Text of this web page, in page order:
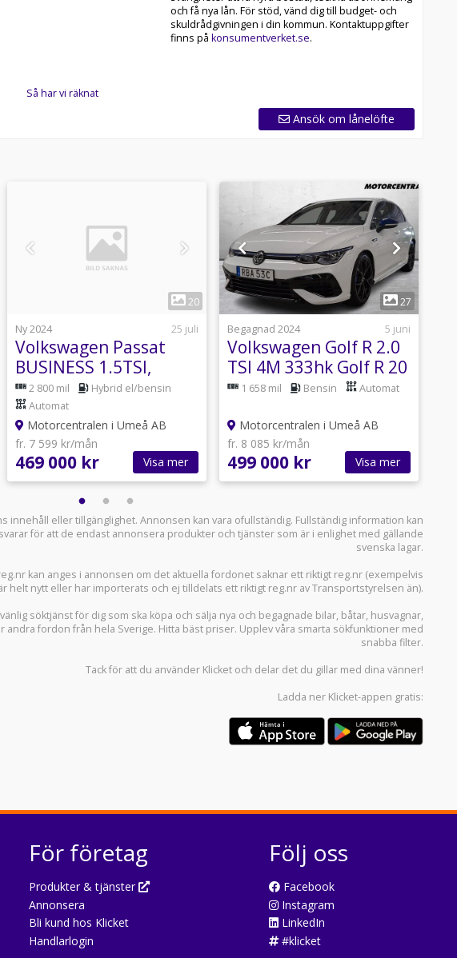
Så har vi räknat
och få nya lån. För stöd, vänd dig till budget- och
skuldrådgivningen i din kommun. Kontaktuppgifter
finns på konsumentverket.se.
Ansök om lånelöfte
20
Ny 2024
25 juli
Volkswagen Passat
BUSINESS 1.5TSI,
204HK
Värmare/Drag/Backkamera
2 800 mil
Hybrid el/bensin
Automat
Motorcentralen i Umeå AB
fr. 7 599 kr/mån
469 000 kr Visa mer
1
27
Begagnad 2024
5 juni
Volkswagen Golf R 2.0
TSI 4M 333hk Golf R 20
Years/DCC/HUD
1 658 mil Bensin Automat
Motorcentralen i Umeå AB
fr. 8 085 kr/mån
499 000 kr Visa mer
innehåll eller tillgänglighet. Annonsen kan vara ofullständig. Fullständig information kan
för att de endast annonsera produkter och tjänster som är i enlighet med gällande
svenska lagar.
kan anges i annonsen om det aktuella fordonet saknar ett riktigt reg.nr (exempelvis
helt nytt eller har importerats och ej tilldelats ett riktigt reg.nr av Transportstyrelsen än).
söktjänst för dig som ska köpa och sälja nya och begagnade bilar, båtar, husvagnar,
andra fordon från hela Sverige. Hitta bäst priser. Upplev våra smarta sökfunktioner med
snabba filter.
Tack för att du använder Klicket och delar det du gillar med dina vänner!
Ladda ner Klicket-appen gratis:
För företag
Produkter & tjänster
Annonsera
Bli kund hos Klicket
Handlarlogin
Följ oss
Facebook
Instagram
LinkedIn
#klicket